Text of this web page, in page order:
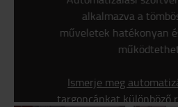
alkalmazva a
műveletek hatékonyan
Ismerje meg
targoncánkat különböző